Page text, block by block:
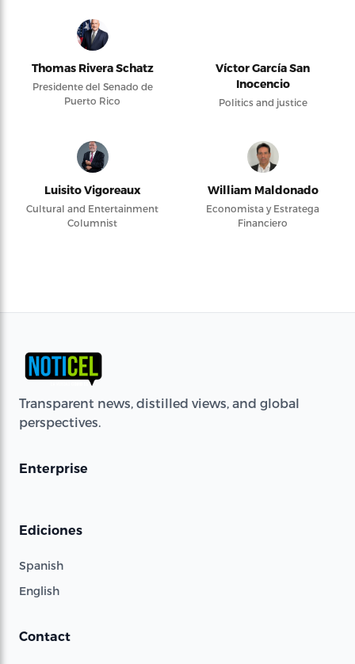
Thomas Rivera Schatz
Presidente del Senado de
Puerto Rico
Víctor García San
Inocencio
Politics and justice
Luisito Vigoreaux
Cultural and Entertainment
Columnist
William Maldonado
Economista y Estratega
Financiero
Transparent news, distilled views, and global
perspectives.
Enterprise
Ediciones
Spanish
English
Contact